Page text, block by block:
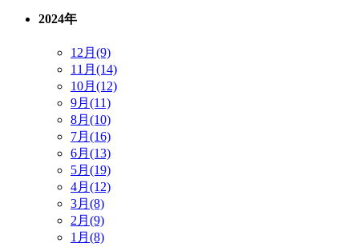
2024年
12月(9)
11月(14)
10月(12)
9月(11)
8月(10)
7月(16)
6月(13)
5月(19)
4月(12)
3月(8)
2月(9)
1月(8)